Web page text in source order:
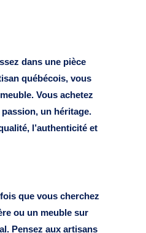
dans une pièce
québécois, vous
Vous achetez
un héritage.
l’authenticité et
que vous cherchez
ou un meuble sur
Pensez aux artisans